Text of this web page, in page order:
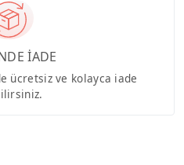
İADE
ücretsiz ve kolayca iade